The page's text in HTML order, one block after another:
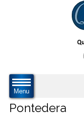
Menu
Pontedera